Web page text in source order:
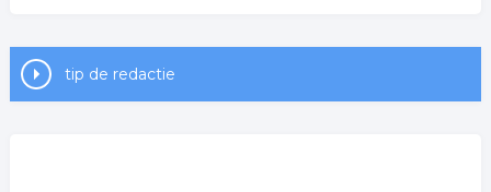
Geef jouw creativiteit kleur met de nieuwe
DARWI MARBEL Markers
tip de redactie